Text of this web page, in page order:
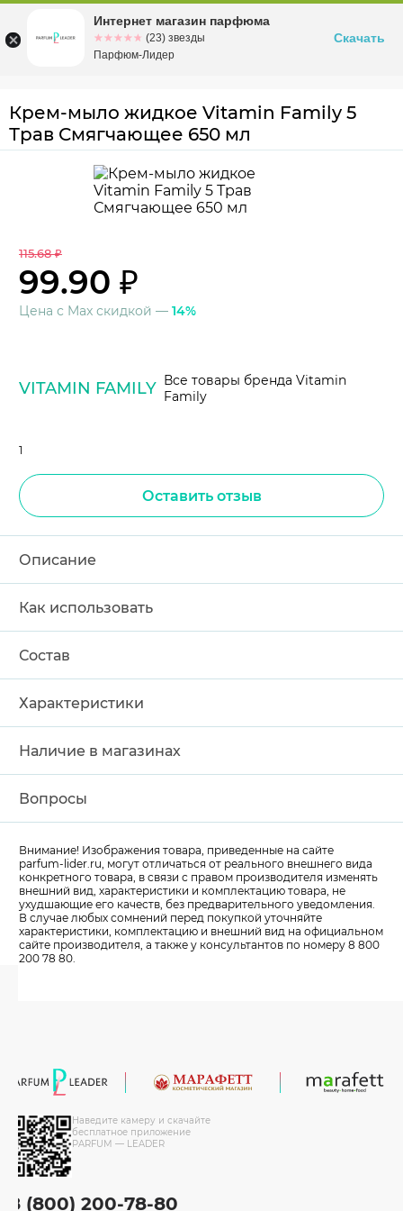
Омскул. Заозерная, 11, к. 1
Крем-мыло жидкое Vitamin Family 5
Трав Смягчающее 650 мл
115.68 ₽
99.90 ₽
Цена с Max скидкой — 14%
VITAMIN FAMILY Все товары бренда Vitamin
Family
1
Оставить отзыв
Описание
Как использовать
Состав
Характеристики
Наличие в магазинах
Вопросы
Внимание! Изображения товара, приведенные на сайте
parfum-lider.ru, могут отличаться от реального внешнего вида
конкретного товара, в связи с правом производителя изменять
внешний вид, характеристики и комплектацию товара, не
ухудшающие его качеств, без предварительного уведомления.
В случае любых сомнений перед покупкой уточняйте
характеристики, комплектацию и внешний вид на официальном
сайте производителя, а также у консультантов по номеру 8 800
200 78 80.
Наведите камеру и скачайте
бесплатное приложение
PARFUM — LEADER
8 (800) 200-78-80
Интернет магазин парфюма
☆☆☆☆☆
★★★★★ (23) звезды
Парфюм-Лидер
Скачать